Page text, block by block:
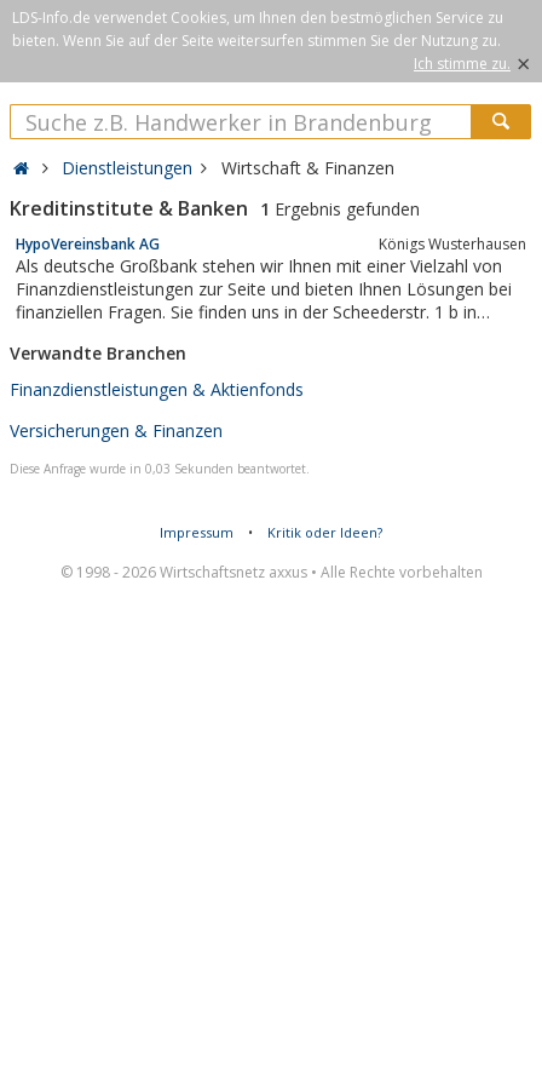
LDS-Info.de verwendet Cookies, um Ihnen den bestmöglichen Service zu
bieten. Wenn Sie auf der Seite weitersurfen stimmen Sie der Nutzung zu.
Ich stimme zu. ×
Dienstleistungen Wirtschaft & Finanzen
Kreditinstitute & Banken 1 Ergebnis gefunden
HypoVereinsbank AG Königs Wusterhausen
Als deutsche Großbank stehen wir Ihnen mit einer Vielzahl von
Finanzdienstleistungen zur Seite und bieten Ihnen Lösungen bei
finanziellen Fragen. Sie finden uns in der Scheederstr. 1 b in
Verwandte Branchen
Finanzdienstleistungen & Aktienfonds
Versicherungen & Finanzen
Diese Anfrage wurde in 0,03 Sekunden beantwortet.
Impressum • Kritik oder Ideen?
© 1998 - 2026 Wirtschaftsnetz axxus • Alle Rechte vorbehalten